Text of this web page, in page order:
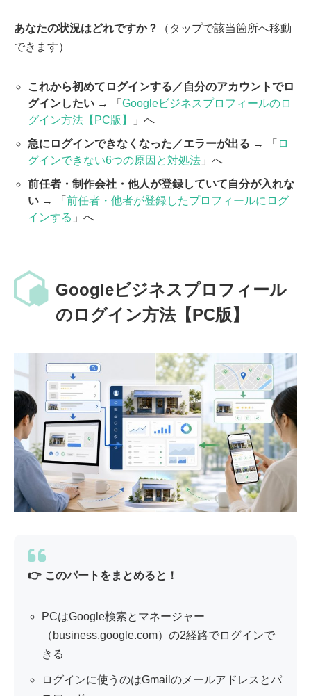
あなたの状況はどれですか？
（タップで該当箇所へ移動
できます）
これから初めてログインする／自分のアカウントでロ
グインしたい → 「 Googleビジネスプロフィールのロ
グイン方法【PC版】
」へ
急にログインできなくなった／エラーが出る → 「 ロ
グインできない6つの原因と対処法 」へ
前任者・制作会社・他人が登録していて自分が入れな
い → 「 前任者・他者が登録したプロフィールにログ
インする 」へ
Googleビジネスプロフィール
のログイン方法【PC版】
👉 このパートをまとめると！
PCはGoogle検索とマネージャー
（business.google.com）の2経路でログインで
きる
ログインに使うのはGmailのメールアドレスとパ